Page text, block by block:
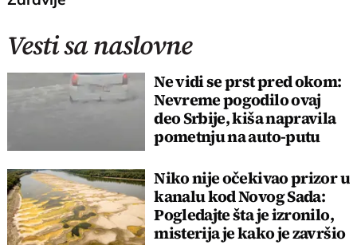
Vesti sa naslovne
Ne vidi se prst pred okom:
Nevreme pogodilo ovaj
deo Srbije, kiša napravila
pometnju na auto-putu
Niko nije očekivao prizor u
kanalu kod Novog Sada:
Pogledajte šta je izronilo,
misterija je kako je završio